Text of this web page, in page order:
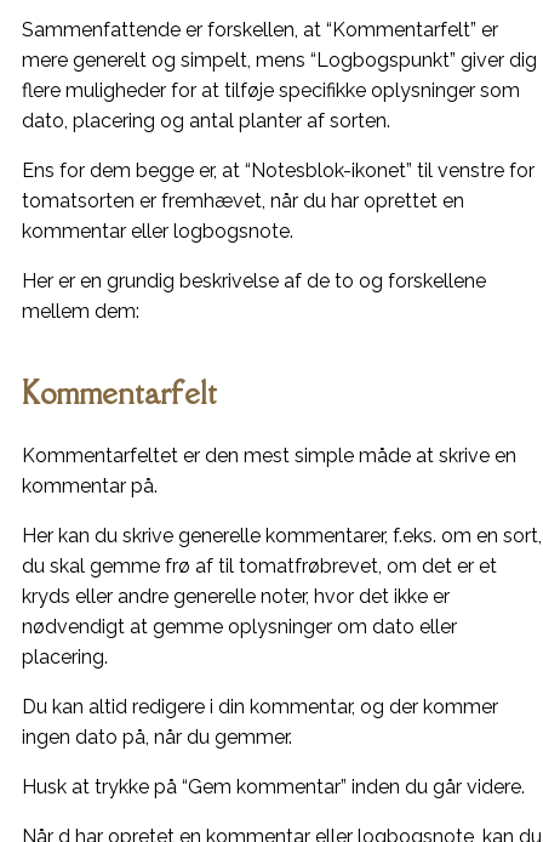
Sammenfattende er forskellen, at “Kommentarfelt” er
mere generelt og simpelt, mens “Logbogspunkt” giver dig
flere muligheder for at tilføje specifikke oplysninger som
dato, placering og antal planter af sorten.
Ens for dem begge er, at “Notesblok-ikonet” til venstre for
tomatsorten er fremhævet, når du har oprettet en
kommentar eller logbogsnote.
Her er en grundig beskrivelse af de to og forskellene
mellem dem:
Kommentarfelt
Kommentarfeltet er den mest simple måde at skrive en
kommentar på.
Her kan du skrive generelle kommentarer, f.eks. om en sort,
du skal gemme frø af til tomatfrøbrevet, om det er et
kryds eller andre generelle noter, hvor det ikke er
nødvendigt at gemme oplysninger om dato eller
placering.
Du kan altid redigere i din kommentar, og der kommer
ingen dato på, når du gemmer.
Husk at trykke på “Gem kommentar” inden du går videre.
Når d har opretet en kommentar eller logbogsnote, kan du